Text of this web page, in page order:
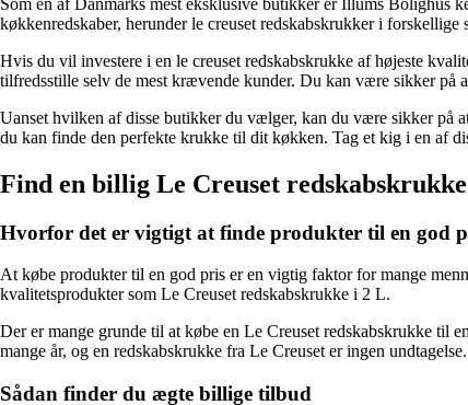
køkkenredskaber, herunder le creuset redskabskrukker i forskellige
Hvis du vil investere i en le creuset redskabskrukke af højeste
tilfredsstille selv de mest krævende kunder. Du kan være sikker på
Uanset hvilken af disse butikker du vælger, kan du være sikker på
du kan finde den perfekte krukke til dit køkken. Tag et kig i en af
Find en billig Le Creuset
Hvorfor det er vigtigt at finde produkter til en god
At købe produkter til en god pris er en vigtig faktor for mange
kvalitetsprodukter som Le Creuset redskabskrukke i 2 L.
Der er mange grunde til at købe en Le Creuset redskabskrukke til
mange år, og en redskabskrukke fra Le Creuset er ingen
Sådan finder du ægte billige tilbud